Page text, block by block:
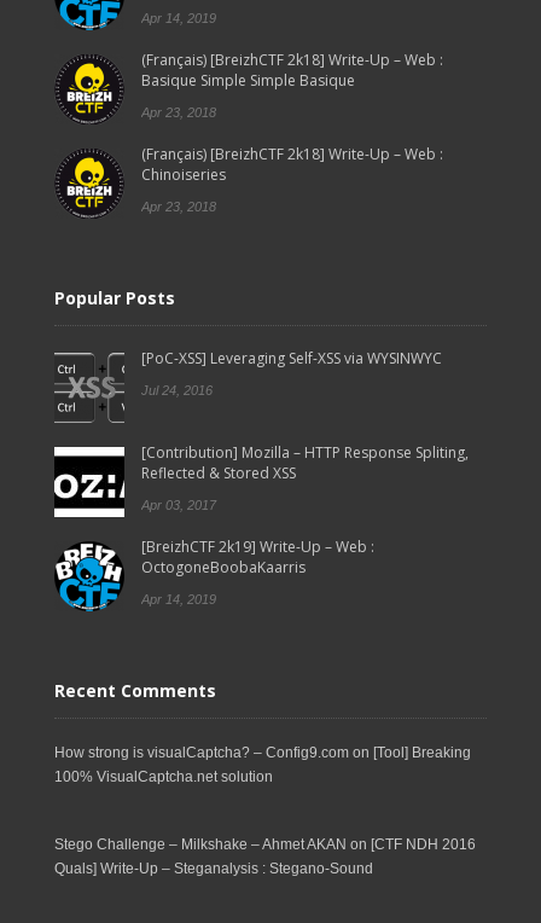
Apr 14, 2019
(Français) [BreizhCTF 2k18] Write-Up – Web :
Basique Simple Simple Basique
Apr 23, 2018
(Français) [BreizhCTF 2k18] Write-Up – Web :
Chinoiseries
Apr 23, 2018
Popular Posts
[PoC-XSS] Leveraging Self-XSS via WYSINWYC
Jul 24, 2016
[Contribution] Mozilla – HTTP Response Spliting,
Reflected & Stored XSS
Apr 03, 2017
[BreizhCTF 2k19] Write-Up – Web :
OctogoneBoobaKaarris
Apr 14, 2019
Recent Comments
How strong is visualCaptcha? – Config9.com on [Tool] Breaking
100% VisualCaptcha.net solution
Stego Challenge – Milkshake – Ahmet AKAN on [CTF NDH 2016
Quals] Write-Up – Steganalysis : Stegano-Sound